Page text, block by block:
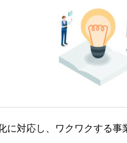
に対応し、ワクワクする事